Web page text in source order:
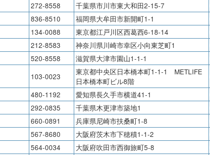
272-8558 千葉県市川市東大和田2-15-7
836-8510 福岡県大牟田市新開町1-1
134-0088 東京都江戸川区西葛西6-18-14
212-8583 神奈川県川崎市幸区小向東芝町1
520-8558 滋賀県大津市園山1-1-1
103-0023
東京都中央区日本橋本町1-1-1 METLIFE
日本橋本町ビル8階
480-1192 愛知県長久手市横道41-1
292-0835 千葉県木更津市築地1
660-0891 兵庫県尼崎市扶桑町1-8
567-8680 大阪府茨木市下穂積1-1-2
564-0034 大阪府吹田市西御旅町5-8